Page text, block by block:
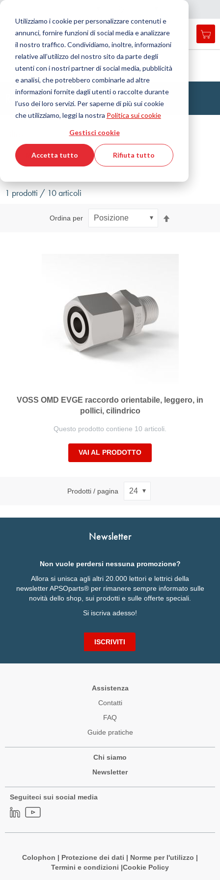
Utilizziamo i cookie per personalizzare contenuti e
annunci, fornire funzioni di social media e analizzare
il nostro traffico. Condividiamo, inoltre, informazioni
relative all’utilizzo del nostro sito da parte degli
utenti con i nostri partner di social media, pubblicità
e analisi, che potrebbero combinarle ad altre
informazioni fornite dagli utenti o raccolte durante
l’uso dei loro servizi. Per saperne di più sui cookie
che utilizziamo, leggi la nostra Politica sui cookie
Gestisci cookie
Accetta tutto Rifiuta tutto
Menu
search
Cerca
Home Tecnologia dei fluidi
Raccordo
Raccordi ad anello tagliente
Raccordo orientabile Dritto
Raccordi dritti
Mostra filtri
1 prodotti / 10 articoli
Ordina per
VOSS OMD EVGE raccordo orientabile, leggero, in
pollici, cilindrico
Questo prodotto contiene 10 articoli.
VAI AL PRODOTTO
Prodotti / pagina
Newsletter
Non vuole perdersi nessuna promozione?
Allora si unisca agli altri 20.000 lettori e lettrici della
newsletter APSOparts® per rimanere sempre informato sulle
novità dello shop, sui prodotti e sulle offerte speciali.
Si iscriva adesso!
ISCRIVITI
Assistenza
Contatti
FAQ
Guide pratiche
Chi siamo
Newsletter
Seguiteci sui social media
Colophon | Protezione dei dati | Norme per l'utilizzo |
Termini e condizioni |Cookie Policy